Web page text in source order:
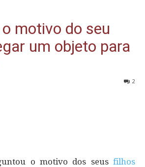
motivo do seu
um objeto para
2
o motivo dos seus filhos